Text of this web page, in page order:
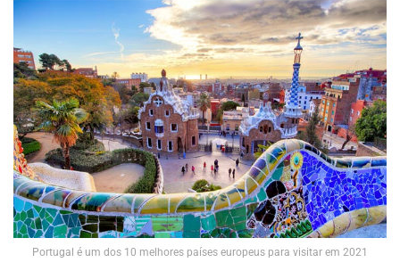
Portugal é um dos 10 melhores países europeus para visitar em 2021